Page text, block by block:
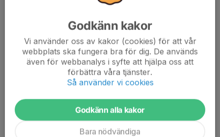
30 år
Tidigare klubbar
Hammarby U, GT-76, HIK
Hemmason som återvände inför 2019/20 efter fem år i
klubba och spelförståelse. Kan mycket bandy och gör
sällan en dålig match. Oerhört stabil och pålitlig.
Godkänn kakor
Vi använder oss av kakor (cookies) för att vår
webbplats ska fungera bra för dig. De används
även för webbanalys i syfte att hjälpa oss att
förbättra våra tjänster.
Så använder vi cookies
Godkänn alla kakor
Bara nödvändiga